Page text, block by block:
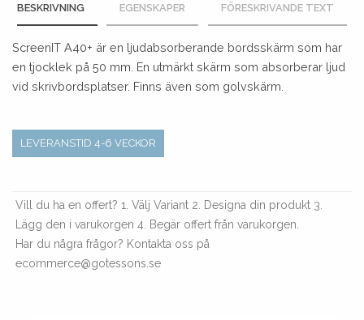
BESKRIVNING EGENSKAPER FÖRESKRIVANDE TEXT
ScreenIT A40+ är en ljudabsorberande bordsskärm som har
en tjocklek på 50 mm. En utmärkt skärm som absorberar ljud
vid skrivbordsplatser. Finns även som golvskärm.
LEVERANSTID 4-6 VECKOR
Vill du ha en offert? 1. Välj Variant 2. Designa din produkt 3.
Lägg den i varukorgen 4. Begär offert från varukorgen.
Har du några frågor? Kontakta oss på
ecommerce@gotessons.se